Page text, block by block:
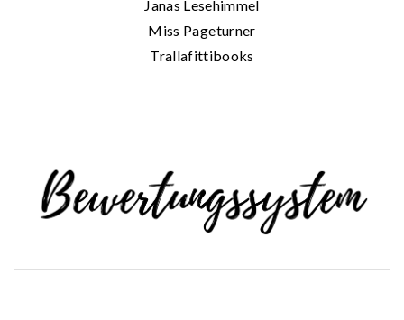
Janas Lesehimmel
Miss Pageturner
Trallafittibooks